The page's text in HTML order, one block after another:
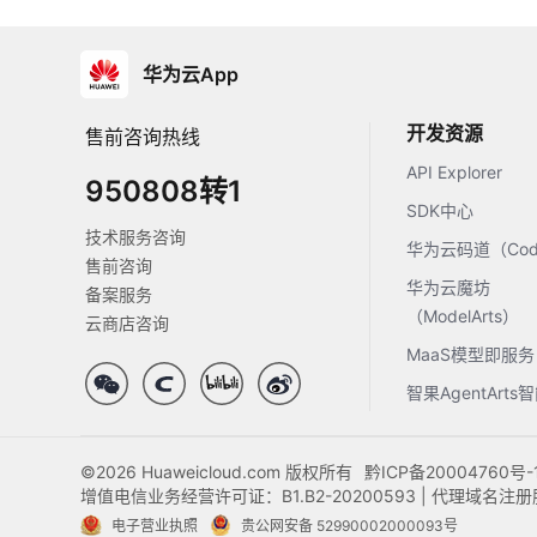
华为云App
售前咨询热线
950808转1
技术服务咨询
售前咨询
备案服务
云商店咨询
开发资源
API Explorer
SDK中心
华为云码道（
华为云魔坊
（ModelArts）
MaaS模型即服务
智果AgentArts智
©2026 Huaweicloud.com 版权所有 黔ICP备20004760号-
增值电信业务经营许可证：B1.B2-20200593 | 代理域名注册
电子营业执照 贵公网安备 52990002000093号